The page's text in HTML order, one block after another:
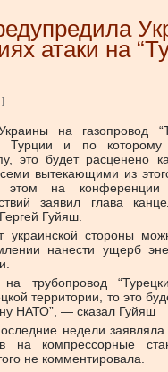
атаки на
на газопровод
Турции и по которому
это будет расценено
вытекающими из
на конференции
заявил глава
Гуйяш.
стороны
нанести ущерб
трубопровод
территории, то это
НАТО”, — сказал Гуйяш
недели заявляла
на компрессорные
не комментировала.